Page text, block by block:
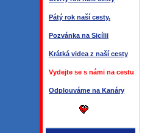
Pátý rok naší cesty.
Pozvánka na Sicílii
Krátká videa z naší cesty
Vydejte se s námi na cestu
Odplouváme na Kanáry